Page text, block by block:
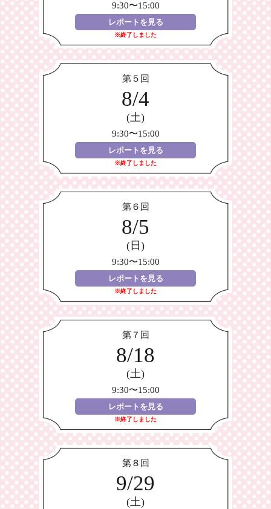
9:30〜15:00
レポートを見る
※終了しました
第５回
8/4
(土)
9:30〜15:00
レポートを見る
※終了しました
第６回
8/5
(日)
9:30〜15:00
レポートを見る
※終了しました
第７回
8/18
(土)
9:30〜15:00
レポートを見る
※終了しました
第８回
9/29
(土)